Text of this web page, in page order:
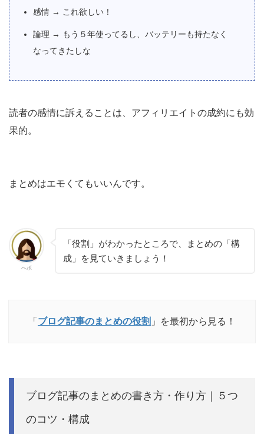
感情 → これ欲しい！
論理 → もう５年使ってるし、バッテリーも持たなく
なってきたしな
読者の感情に訴えることは、アフィリエイトの成約にも効
果的。
まとめはエモくてもいいんです。
ヘボ
「役割」がわかったところで、まとめの「構
成」を見ていきましょう！
「 ブログ記事のまとめの役割 」を最初から見る！
ブログ記事のまとめの書き方・作り方｜５つ
のコツ・構成